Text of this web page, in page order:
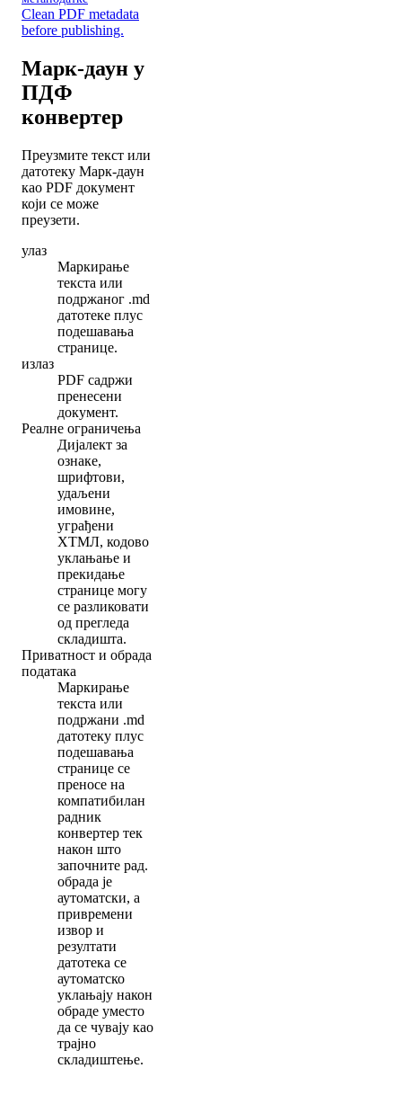
Clean PDF metadata
before publishing.
Марк-даун у
ПДФ
конвертер
Преузмите текст или
датотеку Марк-даун
као PDF документ
који се може
преузети.
улаз
Маркирање
текста или
подржаног .md
датотеке плус
подешавања
странице.
излаз
PDF садржи
пренесени
документ.
Реалне ограничења
Дијалект за
ознаке,
шрифтови,
удаљени
имовине,
уграђени
ХТМЛ, кодово
уклањање и
прекидање
странице могу
се разликовати
од прегледа
складишта.
Приватност и обрада
података
Маркирање
текста или
подржани .md
датотеку плус
подешавања
странице се
преносе на
компатибилан
радник
конвертер тек
након што
започните рад.
обрада је
аутоматски, а
привремени
извор и
резултати
датотека се
аутоматско
уклањају након
обраде уместо
да се чувају као
трајно
складиштење.